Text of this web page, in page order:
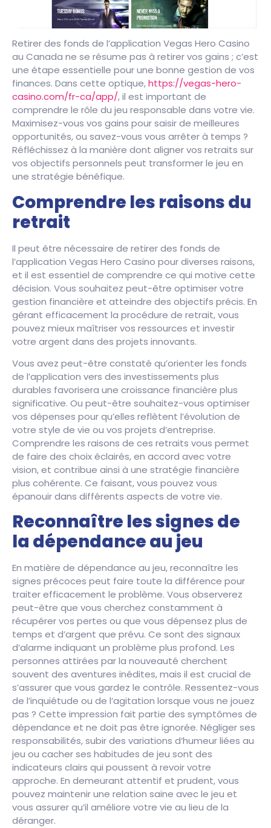
Retirer des fonds de l’application Vegas Hero Casino
au Canada ne se résume pas à retirer vos gains ; c’est
une étape essentielle pour une bonne gestion de vos
finances. Dans cette optique,https://vegas-hero-
casino.com/fr-ca/app/, il est important de
comprendre le rôle du jeu responsable dans votre vie.
Maximisez-vous vos gains pour saisir de meilleures
opportunités, ou savez-vous vous arrêter à temps ?
Réfléchissez à la manière dont aligner vos retraits sur
vos objectifs personnels peut transformer le jeu en
une stratégie bénéfique.
Comprendre les raisons du
retrait
Il peut être nécessaire de retirer des fonds de
l’application Vegas Hero Casino pour diverses raisons,
et il est essentiel de comprendre ce qui motive cette
décision. Vous souhaitez peut-être optimiser votre
gestion financière et atteindre des objectifs précis. En
gérant efficacement la procédure de retrait, vous
pouvez mieux maîtriser vos ressources et investir
votre argent dans des projets innovants.
Vous avez peut-être constaté qu’orienter les fonds
de l’application vers des investissements plus
durables favorisera une croissance financière plus
significative. Ou peut-être souhaitez-vous optimiser
vos dépenses pour qu’elles reflètent l’évolution de
votre style de vie ou vos projets d’entreprise.
Comprendre les raisons de ces retraits vous permet
de faire des choix éclairés, en accord avec votre
vision, et contribue ainsi à une stratégie financière
plus cohérente. Ce faisant, vous pouvez vous
épanouir dans différents aspects de votre vie.
Reconnaître les signes de
la dépendance au jeu
En matière de dépendance au jeu, reconnaître les
signes précoces peut faire toute la différence pour
traiter efficacement le problème. Vous observerez
peut-être que vous cherchez constamment à
récupérer vos pertes ou que vous dépensez plus de
temps et d’argent que prévu. Ce sont des signaux
d’alarme indiquant un problème plus profond. Les
personnes attirées par la nouveauté cherchent
souvent des aventures inédites, mais il est crucial de
s’assurer que vous gardez le contrôle. Ressentez-vous
de l’inquiétude ou de l’agitation lorsque vous ne jouez
pas ? Cette impression fait partie des symptômes de
dépendance et ne doit pas être ignorée. Négliger ses
responsabilités, subir des variations d’humeur liées au
jeu ou cacher ses habitudes de jeu sont des
indicateurs clairs qui poussent à revoir votre
approche. En demeurant attentif et prudent, vous
pouvez maintenir une relation saine avec le jeu et
vous assurer qu’il améliore votre vie au lieu de la
déranger.